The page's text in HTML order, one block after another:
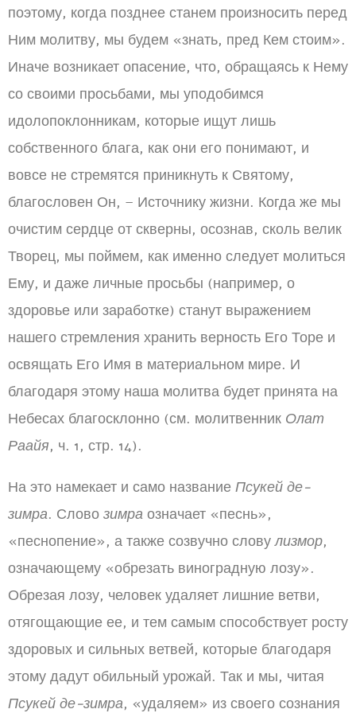
поэтому, когда позднее станем произносить перед
Ним молитву, мы будем «знать, пред Кем стоим».
Иначе возникает опасение, что, обращаясь к Нему
со своими просьбами, мы уподобимся
идолопоклонникам, которые ищут лишь
собственного блага, как они его понимают, и
вовсе не стремятся приникнуть к Святому,
благословен Он, – Источнику жизни. Когда же мы
очистим сердце от скверны, осознав, сколь велик
Творец, мы поймем, как именно следует молиться
Ему, и даже личные просьбы (например, о
здоровье или заработке) станут выражением
нашего стремления хранить верность Его Торе и
освящать Его Имя в материальном мире. И
благодаря этому наша молитва будет принята на
Небесах благосклонно (см. молитвенник Олат
Раайя, ч. 1, стр. 14).
На это намекает и само название Псукей де-
зимра. Слово зимра означает «песнь»,
«песнопение», а также созвучно словулизмор,
означающему «обрезать виноградную лозу».
Обрезая лозу, человек удаляет лишние ветви,
отягощающие ее, и тем самым способствует росту
здоровых и сильных ветвей, которые благодаря
этому дадут обильный урожай. Так и мы, читая
Псукей де-зимра, «удаляем» из своего сознания